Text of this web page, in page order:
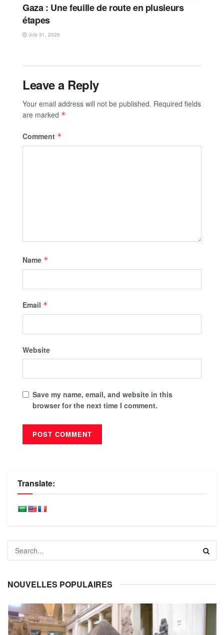
Gaza : Une feuille de route en plusieurs
étapes
July 31, 2026
Leave a Reply
Your email address will not be published. Required fields
are marked *
Comment *
Name *
Email *
Website
Save my name, email, and website in this
browser for the next time I comment.
Translate:
NOUVELLES POPULAIRES